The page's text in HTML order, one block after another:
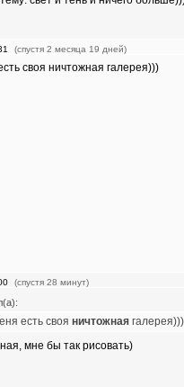
(спустя 2 месяца 19 дней)
своя ничтожная галерея)))
(спустя 28 минут)
есть своя ничтожнаягалерея)))
мне бы так рисовать)